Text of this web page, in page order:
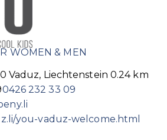
WOMEN & MEN
Vaduz, Liechtenstein 0.24 km
0426 232 33 09
you-vaduz-welcome.html